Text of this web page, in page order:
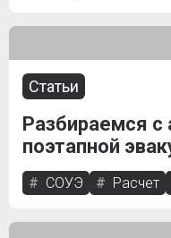
Статьи
Разбираемся с
поэтапной
СОУЭ Расчет